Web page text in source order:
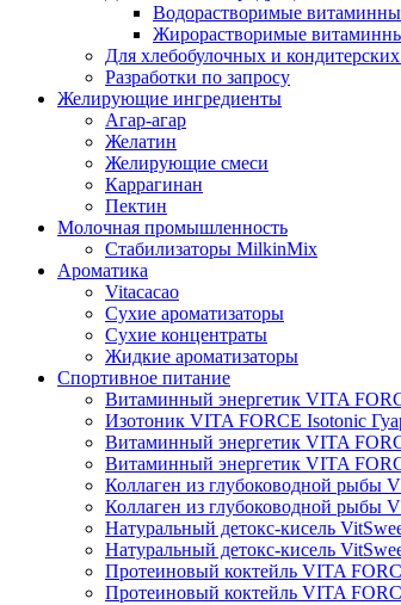
Водорастворимые
Жирорастворимые
Для хлебобулочных и
Разработки по запросу
Желирующие ингредиенты
Агар-агар
Желатин
Желирующие смеси
Каррагинан
Пектин
Молочная промышленность
Стабилизаторы MilkinMix
Ароматика
Vitacacao
Сухие ароматизаторы
Сухие концентраты
Жидкие ароматизаторы
Спортивное питание
Витаминный энергетик VITA
Изотоник VITA FORCE Isotonic
Витаминный энергетик VITA
Витаминный энергетик VITA
Коллаген из глубоководной
Коллаген из глубоководной
Натуральный детокс-кисель
Натуральный детокс-кисель
Протеиновый коктейль VITA
Протеиновый коктейль VITA